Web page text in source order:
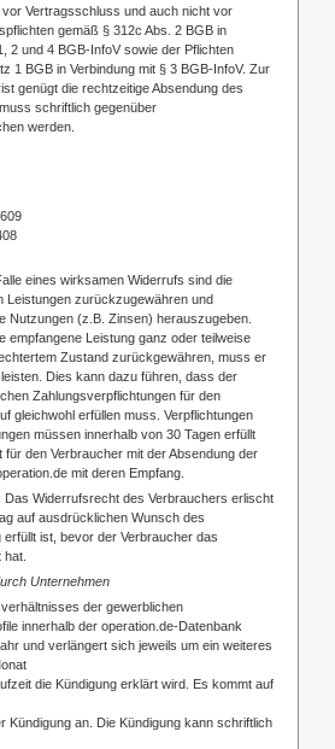
Vertragsschluss und auch nicht vor
gemäß § 312c Abs. 2 BGB in
2 und 4 BGB-InfoV sowie der Pflichten
1 BGB in Verbindung mit § 3 BGB-InfoV. Zur
genügt die rechtzeitige Absendung des
schriftlich gegenüber
werden.
eines wirksamen Widerrufs sind die
Leistungen zurückzugewähren und
Nutzungen (z.B. Zinsen) herauszugeben.
empfangene Leistung ganz oder teilweise
Zustand zurückgewähren, muss er
Dies kann dazu führen, dass der
Zahlungsverpflichtungen für den
gleichwohl erfüllen muss. Verpflichtungen
müssen innerhalb von 30 Tagen erfüllt
für den Verbraucher mit der Absendung der
mit deren Empfang.
Das Widerrufsrecht des Verbrauchers erlischt
auf ausdrücklichen Wunsch des
ist, bevor der Verbraucher das
Unternehmen
der gewerblichen
innerhalb der operation.de-Datenbank
und verlängert sich jeweils um ein weiteres
die Kündigung erklärt wird. Es kommt auf
Kündigung an. Die Kündigung kann schriftlich